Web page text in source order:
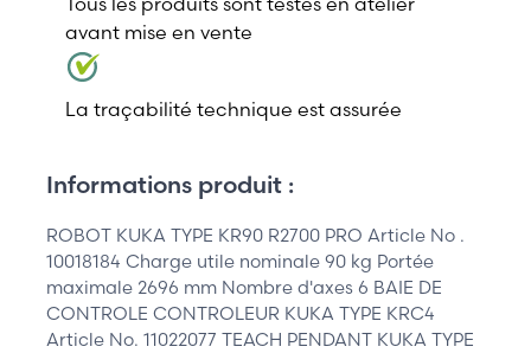
avant mise en vente
La traçabilité technique est assurée
Informations produit :
ROBOT KUKA TYPE KR90 R2700 PRO Article No .
10018184 Charge utile nominale 90 kg Portée
maximale 2696 mm Nombre d'axes 6 BAIE DE
CONTROLE CONTROLEUR KUKA TYPE KRC4
Article No. 11022077 TEACH PENDANT KUKA TYPE